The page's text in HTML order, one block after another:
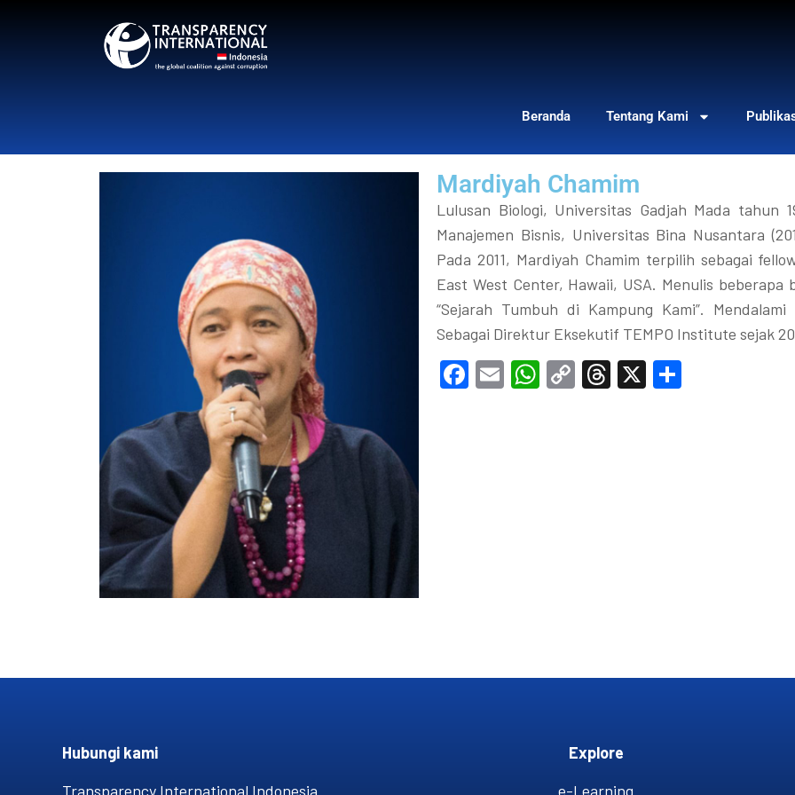
Beranda Tentang Kami
Mardiyah Chamim
Lulusan Biologi, Universitas Gadjah Mada tahun
Manajemen Bisnis, Universitas Bina Nusantara
Pada 2011, Mardiyah Chamim terpilih sebagai
East West Center, Hawaii, USA. Menulis beberapa
“Sejarah Tumbuh di Kampung Kami”.
Sebagai Direktur Eksekutif TEMPO Institute sejak
Facebook
EmailWhatsApp
CopyThreads
X
Hubungi kami​
Transparency International Indonesia
Explore
e-Learning